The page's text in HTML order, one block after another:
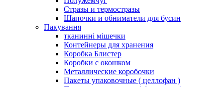
Стразы и термостразы
Шапочки и обниматели для бусин
Пакування
тканинні мішечки
Контейнеры для хранения
Коробка Блистер
Коробки с окошком
Металлические коробочки
Пакеты упаковочные ( целлофан )